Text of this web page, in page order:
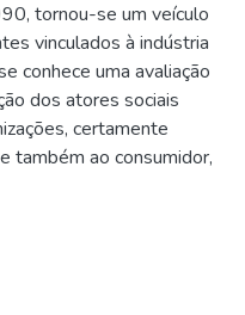
tornou-se um veículo
vinculados à indústria
conhece uma avaliação
dos atores sociais
certamente
também ao consumidor,